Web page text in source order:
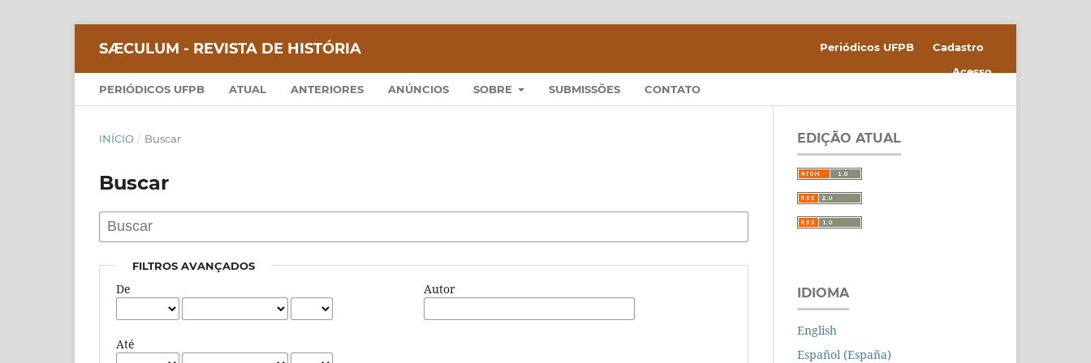
SÆCULUM - REVISTA DE HISTÓRIA
PERIÓDICOS UFPB ATUAL ANTERIORES ANÚNCIOS SOBRE SUBMISSÕES CONTATO
Periódicos UFPB
Cadastro
Acesso
INÍCIO / Buscar
Buscar
FILTROS AVANÇADOS
De
Até
Autor
EDIÇÃO ATUAL
IDIOMA
English
Español (España)